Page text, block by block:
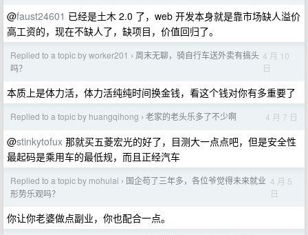
@faust24601 已经是土木 2.0 了，web 开发本身就是靠市场缺人溢价
高工资的，现在不缺人了，缺项目，价值回归了。
Replied to a topic by worker201 › 周末无聊，骑自行车送外卖有搞头
吗？
4 月 10
日
本质上是体力活，体力活纯纯时间换金钱，看这个钱对你有多重要了
Replied to a topic by huangqihong › 老家的老头乐多了不少啊 4 月 7 日
@stinkytofux 那就买五菱宏光的好了，目测大一点点吧，但是安全性
最起码是乘用车的最低规，而且正经汽车
Replied to a topic by mohulai › 国企苟了三年多，各位爷觉得未来就业
形势乐观吗？
4 月 5
日
你让你老婆做点副业，你也配合一点。